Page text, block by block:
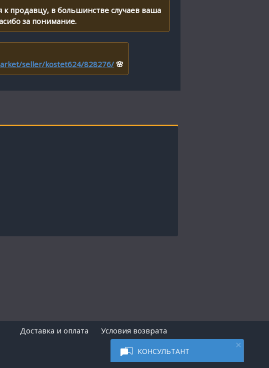
КОНСУЛЬТАНТ
продавцу, в большинстве случаев ваша
за понимание.
seller/kostet624/828276/ 🌸
Доставка и оплата
Условия возврата